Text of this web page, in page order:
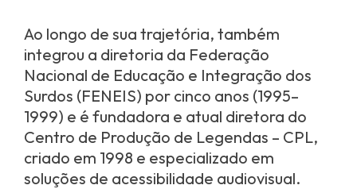
Ao longo de sua trajetória, também
integrou a diretoria da Federação
Nacional de Educação e Integração dos
Surdos (FENEIS) por cinco anos (1995–
1999) e é fundadora e atual diretora do
Centro de Produção de Legendas – CPL,
criado em 1998 e especializado em
soluções de acessibilidade audiovisual.